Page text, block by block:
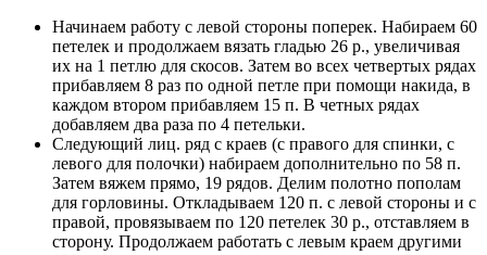
Начинаем работу с левой стороны поперек. Набираем 60
петелек и продолжаем вязать гладью 26 р., увеличивая
их на 1 петлю для скосов. Затем во всех четвертых рядах
прибавляем 8 раз по одной петле при помощи накида, в
каждом втором прибавляем 15 п. В четных рядах
добавляем два раза по 4 петельки.
Следующий лиц. ряд с краев (с правого для спинки, с
левого для полочки) набираем дополнительно по 58 п.
Затем вяжем прямо, 19 рядов. Делим полотно пополам
для горловины. Откладываем 120 п. с левой стороны и с
правой, провязываем по 120 петелек 30 р., отставляем в
сторону. Продолжаем работать с левым краем другими